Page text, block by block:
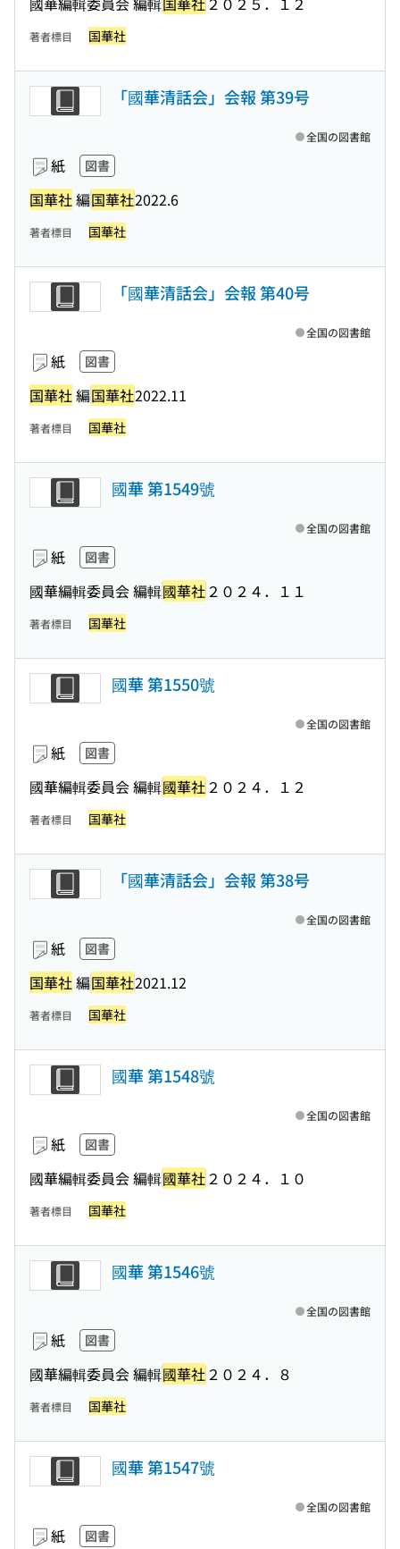
著者標目 国華社
「國華清話会」会報 第39号
紙 図書
国華社編国華社2022.6
全国の図書館
著者標目 国華社
「國華清話会」会報 第40号
紙 図書
国華社編国華社2022.11
全国の図書館
著者標目 国華社
國華 第1549號
紙 図書
國華編輯委員会 編輯國華社 ２０２４．１１
全国の図書館
著者標目 国華社
國華 第1550號
紙 図書
國華編輯委員会 編輯國華社 ２０２４．１２
全国の図書館
著者標目 国華社
「國華清話会」会報 第38号
紙 図書
国華社編国華社2021.12
全国の図書館
著者標目 国華社
國華 第1548號
紙 図書
國華編輯委員会 編輯國華社 ２０２４．１０
全国の図書館
著者標目 国華社
國華 第1546號
紙 図書
國華編輯委員会 編輯國華社 ２０２４．８
全国の図書館
著者標目 国華社
國華 第1547號
紙 図書
全国の図書館